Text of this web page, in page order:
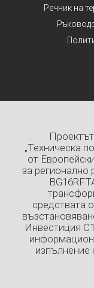
Речник на
„Техническа
от
за регионално
средствата
Инвестиция
изпълнение